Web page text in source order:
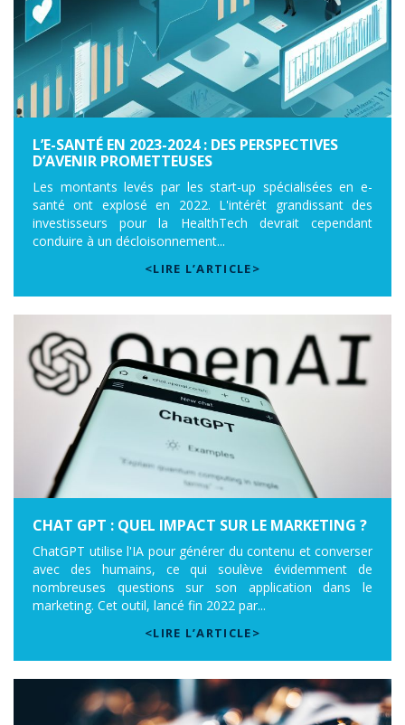
L’E-SANTÉ EN 2023-2024 : DES PERSPECTIVES
D’AVENIR PROMETTEUSES
Les montants levés par les start-up spécialisées en e-
santé ont explosé en 2022. L'intérêt grandissant des
investisseurs pour la HealthTech devrait cependant
conduire à un décloisonnement...
<LIRE L’ARTICLE>
CHAT GPT : QUEL IMPACT SUR LE MARKETING ?
ChatGPT utilise l'IA pour générer du contenu et converser
avec des humains, ce qui soulève évidemment de
nombreuses questions sur son application dans le
marketing. Cet outil, lancé fin 2022 par...
<LIRE L’ARTICLE>